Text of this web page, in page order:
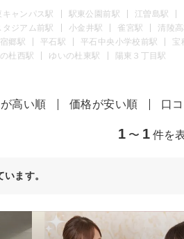
ャンパス駅 駅東公園前駅
江曽島駅
タジアム前駅 小金井駅 雀宮駅
清陵
郷駅 平石駅 平石中央小学校前駅
宝
杜西駅 ゆいの杜東駅 陽東３丁目駅
が高い順 価格が安い順 口
1 〜 1 件を
ます。